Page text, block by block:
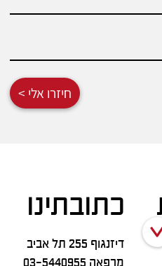
חיזרו אלי >
כתובתינו
דיזנגוף 255 תל אביב